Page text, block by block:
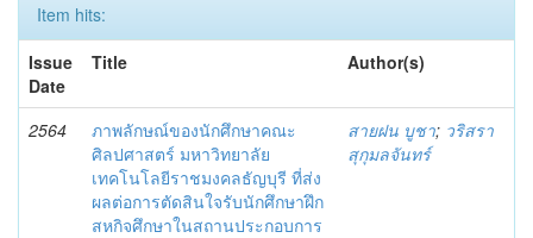
Item hits:
Issue
Date
Title Author(s)
2564
ภาพลักษณ์ของนักศึกษาคณะ
ศิลปศาสตร์ มหาวิทยาลัย
เทคโนโลยีราชมงคลธัญบุรี ที่ส่ง
ผลต่อการตัดสินใจรับนักศึกษาฝึก
สหกิจศึกษาในสถานประกอบการ
สายฝน บูชา; วริสรา
สุกุมลจันทร์